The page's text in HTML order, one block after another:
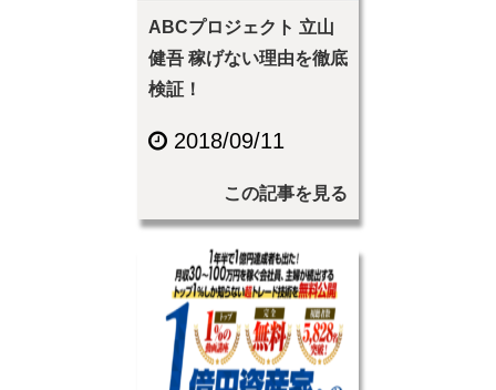
ABCプロジェクト 立山
健吾 稼げない理由を徹底
検証！
2018/09/11
この記事を見る